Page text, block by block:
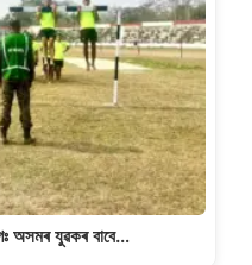
অসমৰ যুৱকৰ বাবে…